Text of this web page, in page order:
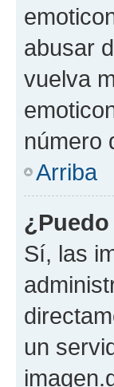
abusar
vuelva
número
Arriba
Sí, las
un